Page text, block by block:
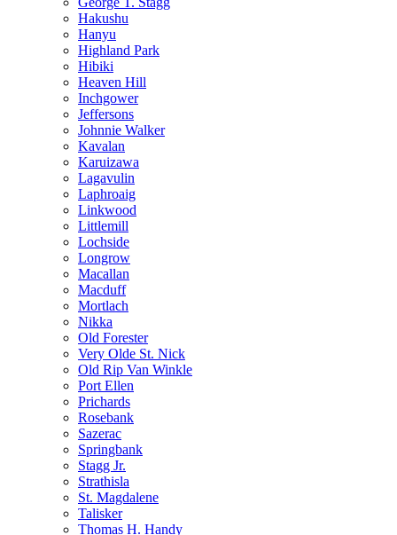
Hakushu
Hanyu
Highland Park
Hibiki
Heaven Hill
Inchgower
Jeffersons
Johnnie Walker
Kavalan
Karuizawa
Lagavulin
Laphroaig
Linkwood
Littlemill
Lochside
Longrow
Macallan
Macduff
Mortlach
Nikka
Old Forester
Very Olde St. Nick
Old Rip Van Winkle
Port Ellen
Prichards
Rosebank
Sazerac
Springbank
Stagg Jr.
Strathisla
St. Magdalene
Talisker
Thomas H. Handy